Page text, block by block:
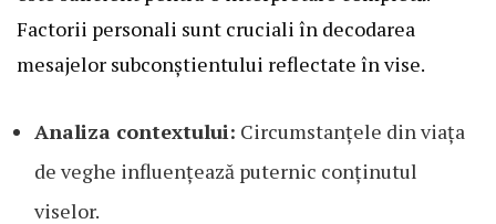
Factorii personali sunt cruciali în decodarea
mesajelor subconștientului reflectate în vise.
Analiza contextului: Circumstanțele din viața
de veghe influențează puternic conținutul
viselor.